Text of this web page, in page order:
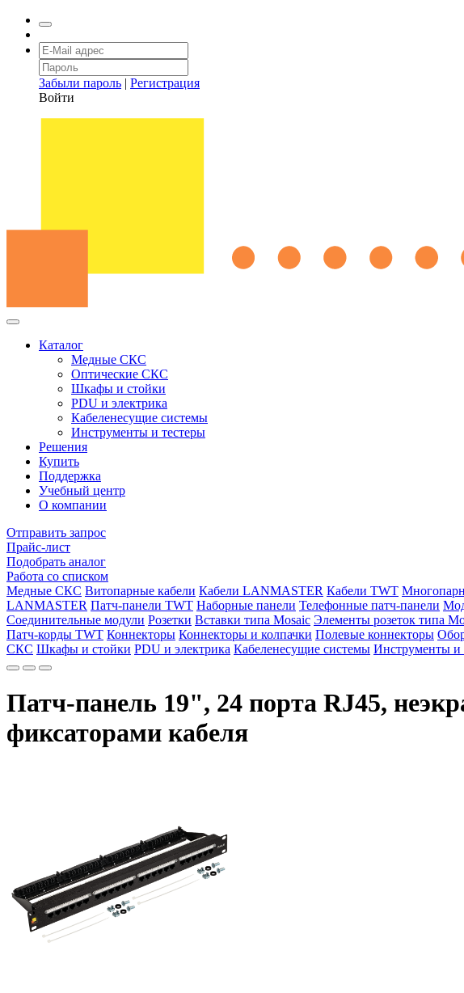
Забыли пароль | Регистрация
Войти
Каталог
Медные СКС
Оптические СКС
Шкафы и стойки
PDU и электрика
Кабеленесущие системы
Инструменты и тестеры
Решения
Купить
Поддержка
Учебный центр
О компании
Отправить запрос
Прайс-лист
Подобрать аналог
Работа со списком
Медные СКС Витопарные кабели Кабели LANMASTER Кабели TWT
LANMASTER Патч-панели TWT Наборные панели Телефонные патч-панели
Соединительные модули Розетки Вставки типа Mosaic Элементы розеток типа
Патч-корды TWT Коннекторы Коннекторы и колпачки Полевые коннекторы
СКС Шкафы и стойки PDU и электрика Кабеленесущие системы Инструменты и
Патч-панель 19", 24 порта RJ45,
фиксаторами кабеля